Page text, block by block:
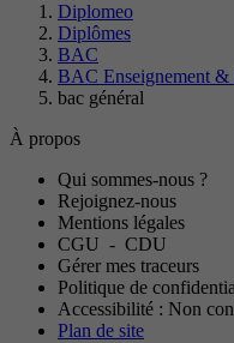
Diplomeo
Diplômes
BAC
BAC Enseignement &
bac général
À propos
Qui sommes-nous ?
Rejoignez-nous
Mentions légales
CGU - CDU
Gérer mes traceurs
Politique de
Accessibilité : Non
Plan de site